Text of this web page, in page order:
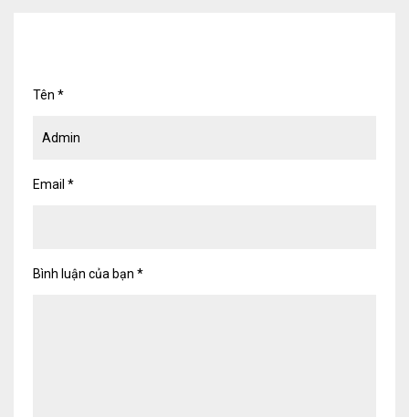
Tên *
Email *
Bình luận của bạn *